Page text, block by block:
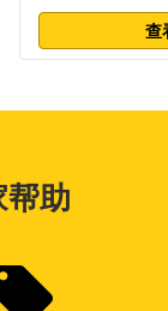
查
帮助